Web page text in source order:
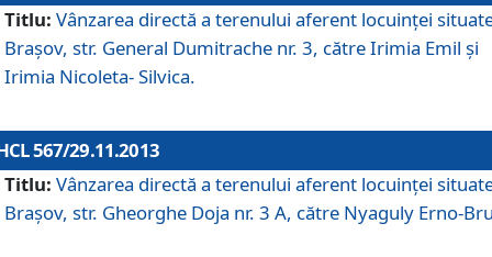
Titlu: Vânzarea directă a terenului aferent locuinţei
Braşov, str. General Dumitrache nr. 3, către Irimia Emil şi
Irimia Nicoleta- Silvica.
567/29.11.2013
Titlu: Vânzarea directă a terenului aferent locuinţei
Braşov, str. Gheorghe Doja nr. 3 A, către Nyaguly Erno-